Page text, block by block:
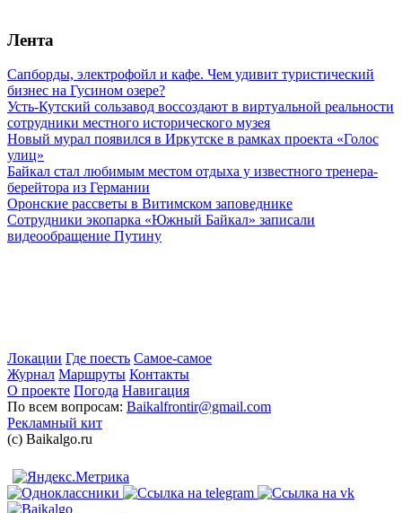
Лента
Сапборды, электрофойл и кафе. Чем удивит туристический
бизнес на Гусином озере?
Усть-Кутский сользавод воссоздают в виртуальной реальности
сотрудники местного исторического музея
Новый мурал появился в Иркутске в рамках проекта «Голос
улиц»
Байкал стал любимым местом отдыха у известного тренера-
берейтора из Германии
Оронские рассветы в Витимском заповеднике
Сотрудники экопарка «Южный Байкал» записали
видеообращение Путину
Локации Где поесть Самое-самое
Журнал Маршруты Контакты
О проекте Погода Навигация
По всем вопросам: Baikalfrontir@gmail.com
Рекламный кит
(с) Baikalgo.ru